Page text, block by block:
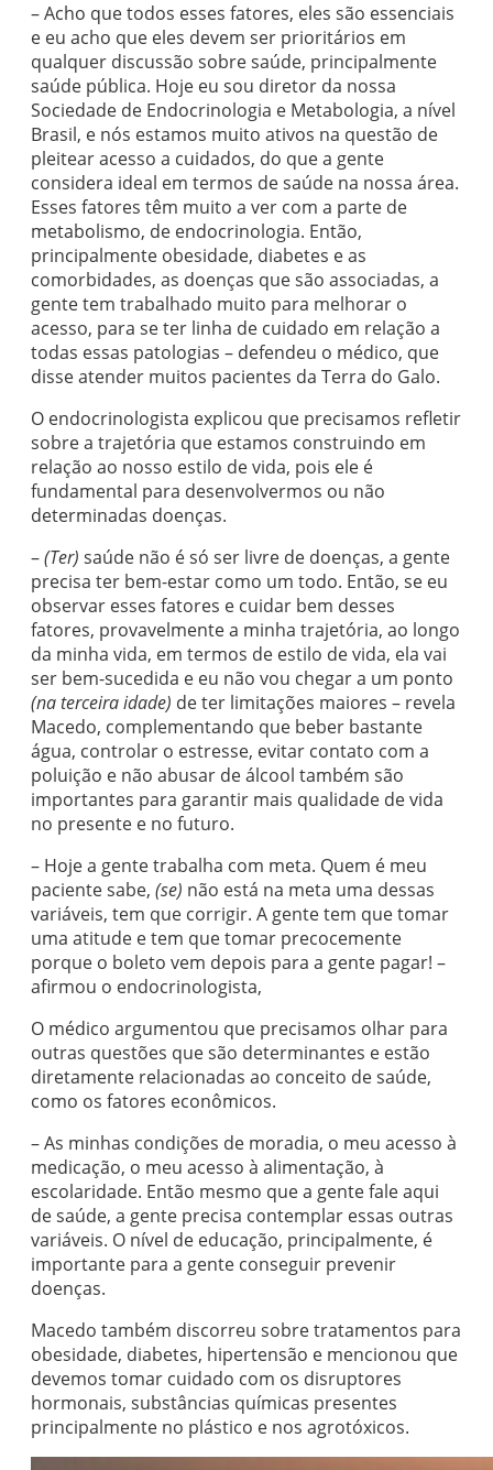
– Acho que todos esses fatores, eles são essenciais
e eu acho que eles devem ser prioritários em
qualquer discussão sobre saúde, principalmente
saúde pública. Hoje eu sou diretor da nossa
Sociedade de Endocrinologia e Metabologia, a nível
Brasil, e nós estamos muito ativos na questão de
pleitear acesso a cuidados, do que a gente
considera ideal em termos de saúde na nossa área.
Esses fatores têm muito a ver com a parte de
metabolismo, de endocrinologia. Então,
principalmente obesidade, diabetes e as
comorbidades, as doenças que são associadas, a
gente tem trabalhado muito para melhorar o
acesso, para se ter linha de cuidado em relação a
todas essas patologias – defendeu o médico, que
disse atender muitos pacientes da Terra do Galo.
O endocrinologista explicou que precisamos refletir
sobre a trajetória que estamos construindo em
relação ao nosso estilo de vida, pois ele é
fundamental para desenvolvermos ou não
determinadas doenças.
–(Ter) saúde não é só ser livre de doenças, a gente
precisa ter bem-estar como um todo. Então, se eu
observar esses fatores e cuidar bem desses
fatores, provavelmente a minha trajetória, ao longo
da minha vida, em termos de estilo de vida, ela vai
ser bem-sucedida e eu não vou chegar a um ponto
(na terceira idade) de ter limitações maiores – revela
Macedo, complementando que beber bastante
água, controlar o estresse, evitar contato com a
poluição e não abusar de álcool também são
importantes para garantir mais qualidade de vida
no presente e no futuro.
– Hoje a gente trabalha com meta. Quem é meu
paciente sabe, (se) não está na meta uma dessas
variáveis, tem que corrigir. A gente tem que tomar
uma atitude e tem que tomar precocemente
porque o boleto vem depois para a gente pagar! –
afirmou o endocrinologista,
O médico argumentou que precisamos olhar para
outras questões que são determinantes e estão
diretamente relacionadas ao conceito de saúde,
como os fatores econômicos.
– As minhas condições de moradia, o meu acesso à
medicação, o meu acesso à alimentação, à
escolaridade. Então mesmo que a gente fale aqui
de saúde, a gente precisa contemplar essas outras
variáveis. O nível de educação, principalmente, é
importante para a gente conseguir prevenir
doenças.
Macedo também discorreu sobre tratamentos para
obesidade, diabetes, hipertensão e mencionou que
devemos tomar cuidado com os disruptores
hormonais, substâncias químicas presentes
principalmente no plástico e nos agrotóxicos.